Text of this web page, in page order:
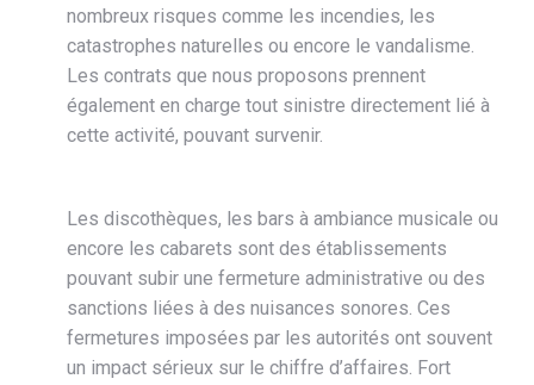
nombreux risques comme les incendies, les
catastrophes naturelles ou encore le vandalisme.
Les contrats que nous proposons prennent
également en charge tout sinistre directement lié à
cette activité, pouvant survenir.
Les discothèques, les bars à ambiance musicale ou
encore les cabarets sont des établissements
pouvant subir une fermeture administrative ou des
sanctions liées à des nuisances sonores. Ces
fermetures imposées par les autorités ont souvent
un impact sérieux sur le chiffre d’affaires. Fort